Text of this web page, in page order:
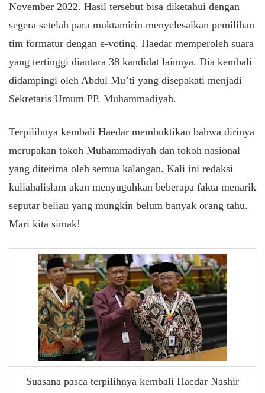
November 2022. Hasil tersebut bisa diketahui dengan
segera setelah para muktamirin menyelesaikan pemilihan
tim formatur dengan e-voting. Haedar memperoleh suara
yang tertinggi diantara 38 kandidat lainnya. Dia kembali
didampingi oleh Abdul Mu’ti yang disepakati menjadi
Sekretaris Umum PP. Muhammadiyah.
Terpilihnya kembali Haedar membuktikan bahwa dirinya
merupakan tokoh Muhammadiyah dan tokoh nasional
yang diterima oleh semua kalangan. Kali ini redaksi
kuliahalislam akan menyuguhkan beberapa fakta menarik
seputar beliau yang mungkin belum banyak orang tahu.
Mari kita simak!
Suasana pasca terpilihnya kembali Haedar Nashir